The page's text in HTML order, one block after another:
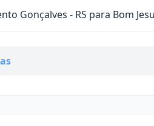
Gonçalves - RS para Bom